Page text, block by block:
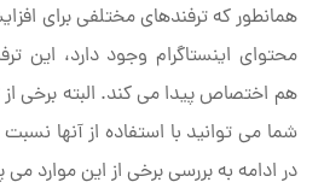
همانطور که ترفندهای مختلفی برای
محتوای اینستاگرام وجود دارد، این
هم اختصاص پیدا می کند. البته برخی
شما می توانید با استفاده از آنها
در ادامه به بررسی برخی از این موارد می